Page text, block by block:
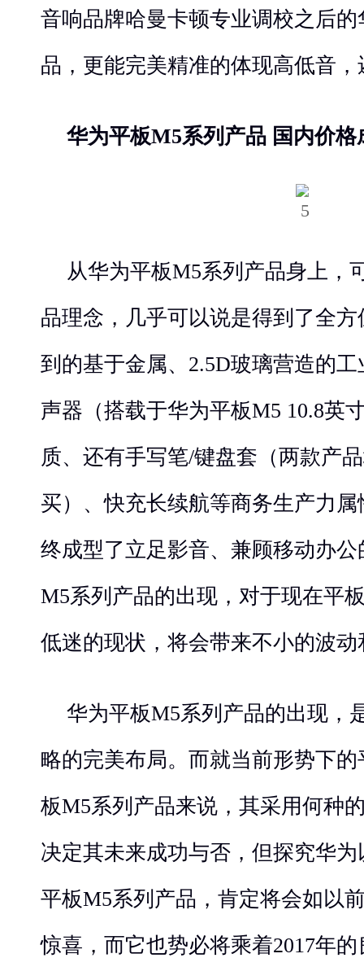
音响品牌哈曼卡顿专业调校之后
品，更能完美精准的体现高低音
华为平板M5系列产品 国内价格
从华为平板M5系列产品身上，
品理念，几乎可以说是得到了全
到的基于金属、2.5D玻璃营造的
声器（搭载于华为平板M5 10.8英
质、还有手写笔/键盘套（两款产
买）、快充长续航等商务生产力
终成型了立足影音、兼顾移动办
M5系列产品的出现，对于现在平
低迷的现状，将会带来不小的波动
华为平板M5系列产品的出现，
略的完美布局。而就当前形势下
板M5系列产品来说，其采用何种
决定其未来成功与否，但探究华
平板M5系列产品，肯定将会如以
惊喜，而它也势必将乘着2017年